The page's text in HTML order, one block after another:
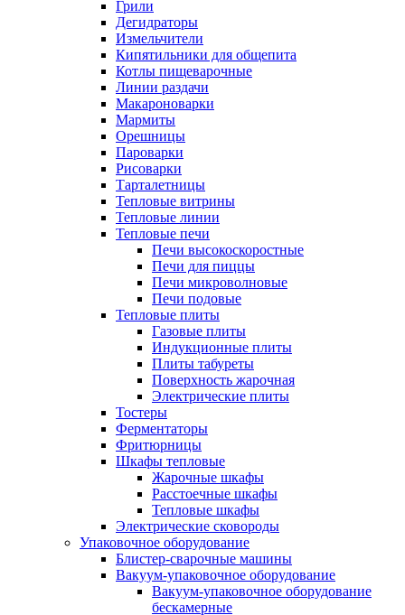
Грили
Дегидраторы
Измельчители
Кипятильники для общепита
Котлы пищеварочные
Линии раздачи
Макароноварки
Мармиты
Орешницы
Пароварки
Рисоварки
Тарталетницы
Тепловые витрины
Тепловые линии
Тепловые печи
Печи высокоскоростные
Печи для пиццы
Печи микроволновые
Печи подовые
Тепловые плиты
Газовые плиты
Индукционные плиты
Плиты табуреты
Поверхность жарочная
Электрические плиты
Тостеры
Ферментаторы
Фритюрницы
Шкафы тепловые
Жарочные шкафы
Расстоечные шкафы
Тепловые шкафы
Электрические сковороды
Упаковочное оборудование
Блистер-сварочные машины
Вакуум-упаковочное оборудование
Вакуум-упаковочное оборудование
беcкамерные